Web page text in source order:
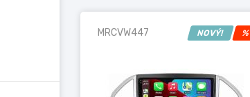
NOVÝ! %
MRCVW447